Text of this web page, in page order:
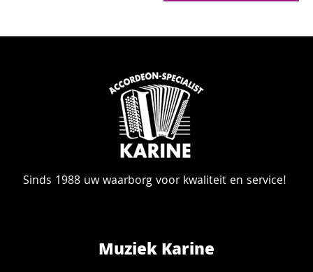
Sinds 1988 uw waarborg voor kwaliteit en service!
Muziek Karine